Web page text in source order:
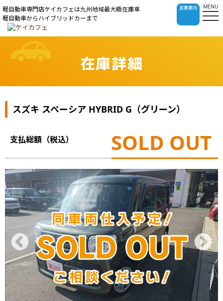
軽自動車専門店ケイカフェは九州地域最大級在庫車
軽自動車からハイブリッドカーまで
営業案内 MENU
在庫詳細
スズキ スペーシア HYBRID G（グリーン）
支払総額（税込） SOLD OUT